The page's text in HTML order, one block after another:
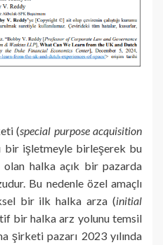
(special purpose acquisition
bir işletmeyle birleşerek bu
halka açık bir pazarda
Bu nedenle özel amaçlı
bir ilk halka arza (initial
bir halka arz yolunu temsil
şirketi pazarı 2023 yılında